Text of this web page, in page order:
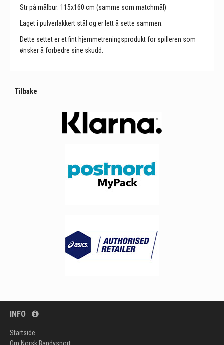
Str på målbur: 115x160 cm (samme som matchmål)
Laget i pulverlakkert stål og er lett å sette sammen.
Dette settet er et fint hjemmetreningsprodukt for spilleren som
ønsker å forbedre sine skudd.
Tilbake
INFO
Startside